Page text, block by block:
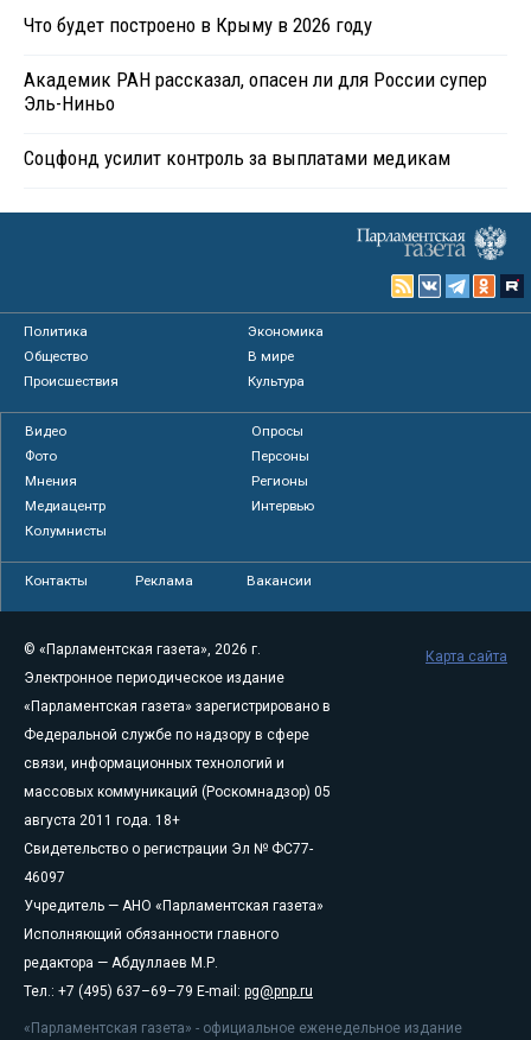
Что будет построено в Крыму в 2026 году
Академик РАН рассказал, опасен ли для России супер
Эль-Ниньо
Соцфонд усилит контроль за выплатами медикам
Политика
Экономика
Общество
В мире
Происшествия
Культура
Видео
Опросы
Фото
Персоны
Мнения
Регионы
Медиацентр
Интервью
Колумнисты
Контакты Реклама Вакансии
© «Парламентская газета», 2026 г.
Электронное периодическое издание
«Парламентская газета» зарегистрировано в
Федеральной службе по надзору в сфере
связи, информационных технологий и
массовых коммуникаций (Роскомнадзор) 05
августа 2011 года. 18+
Свидетельство о регистрации Эл № ФС77-
46097
Учредитель — АНО «Парламентская газета»
Исполняющий обязанности главного
редактора — Абдуллаев М.Р.
Тел.: +7 (495) 637–69–79 E-mail: pg@pnp.ru
«Парламентская газета» - официальное еженедельное издание
Карта сайта